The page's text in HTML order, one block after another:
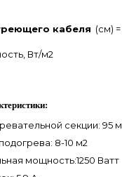
кабеля (cм) =
Вт/м2
секции: 95 м.
8-10 м2
мощность:1250 Ватт